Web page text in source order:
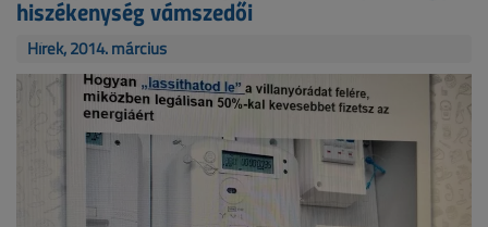
hiszékenység vámszedői
Hírek, 2014. március